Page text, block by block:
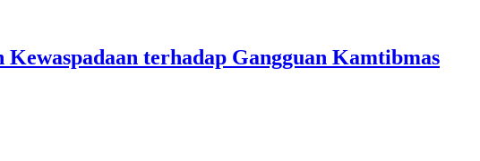
terhadap Gangguan Kamtibmas